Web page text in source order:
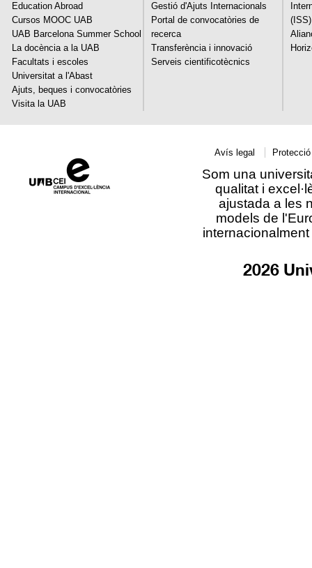
Education Abroad
Cursos MOOC UAB
UAB Barcelona Summer School
La docència a la UAB
Facultats i escoles
Universitat a l'Abast
Ajuts, beques i convocatòries
Visita la UAB
Gestió d'Ajuts Internacionals
Portal de convocatòries de
recerca
Transferència i innovació
Serveis cientificotècnics
(ISS)
Avís legal
Som una
qualitat i
ajustada a les
models de
2026